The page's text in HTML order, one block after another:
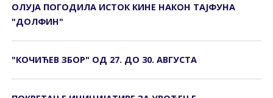
ОЛУЈА ПОГОДИЛА ИСТОК КИНЕ НАКОН ТАЈФУНА
"ДОЛФИН"
"КОЧИЋЕВ ЗБОР" ОД 27. ДО 30. АВГУСТА